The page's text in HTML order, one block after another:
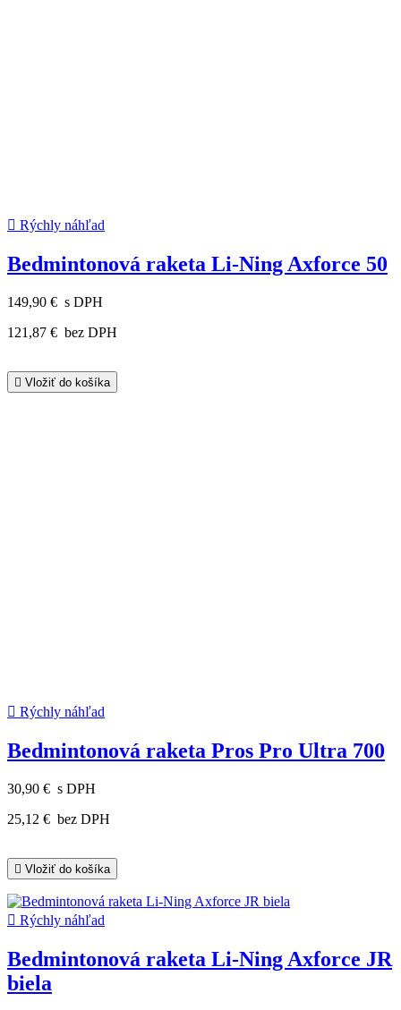
 Rýchly náhľad
Bedmintonová raketa Li-Ning Axforce 50
149,90 € s DPH
121,87 € bez DPH
 Vložiť do košíka
 Rýchly náhľad
Bedmintonová raketa Pros Pro Ultra 700
30,90 € s DPH
25,12 € bez DPH
 Vložiť do košíka
 Rýchly náhľad
Bedmintonová raketa Li-Ning Axforce JR
biela